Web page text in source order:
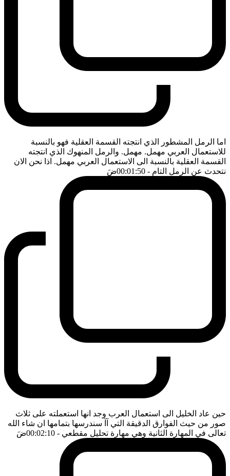
اما الرمل المشطور الذي انتجته القسمة العقلية فهو بالنسبة
للاستعمال العربي مهمل. مهمل. والرمل المنهوك الذي انتجته
القسمة العقلية بالنسبة الى الاستعمال العربي مهمل. اذا نحن الان
نتحدث عن الرمل التام - 00:01:50 ضَ
حين عاد الخليل الى استعمال العرب وجد انها استعملته على ثلاث
صور من حيث الفوارق الدقيقة التي آآ سندرسها بتمامها ان شاء الله
تعالى في المهارة الثانية وهي مهارة تحليل مقطعي - 00:02:10 ضَ